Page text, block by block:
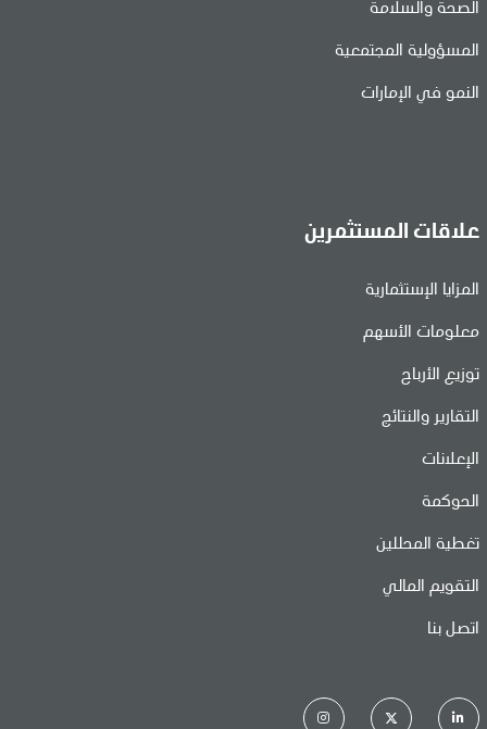
الصحة والسلامة
المسؤولية المجتمعية
النمو في الإمارات
علاقات المستثمرين
المزايا الإستثمارية
معلومات الأسهم
توزيع الأرباح
التقارير والنتائج
الإعلانات
الحوكمة
تغطية المحللين
التقويم المالي
اتصل بنا